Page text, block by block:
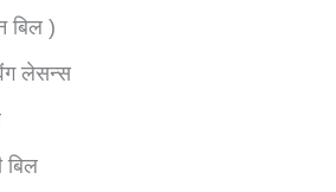
बिल )
लेसन्स
बिल